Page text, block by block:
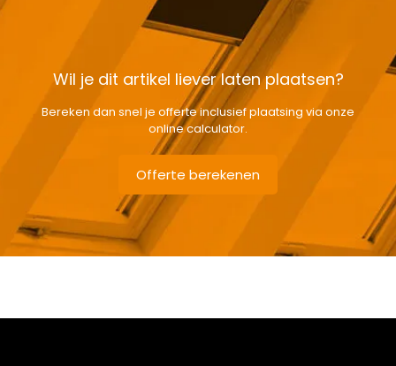
Wil je dit artikel liever laten plaatsen?
Bereken dan snel je offerte inclusief plaatsing via onze
online calculator.
Offerte berekenen